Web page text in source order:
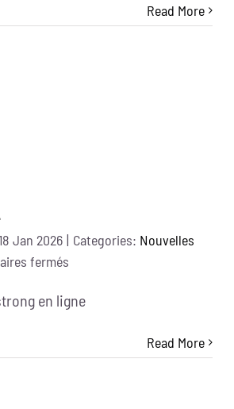
Read More
Jan 2026 | Categories: Nouvelles
ferméssur
Q2
en ligne
Read More